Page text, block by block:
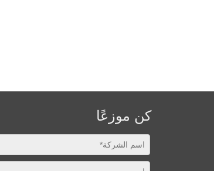
كن موزعًا